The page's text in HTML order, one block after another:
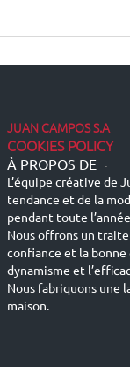
JUAN CAMPOS S.A
COOKIES POLICY
À PROPOS DE -
L’équipe créative de
tendance et de la
pendant toute
Nous offrons un
confiance et la
dynamisme et
Nous fabriquons une
maison.